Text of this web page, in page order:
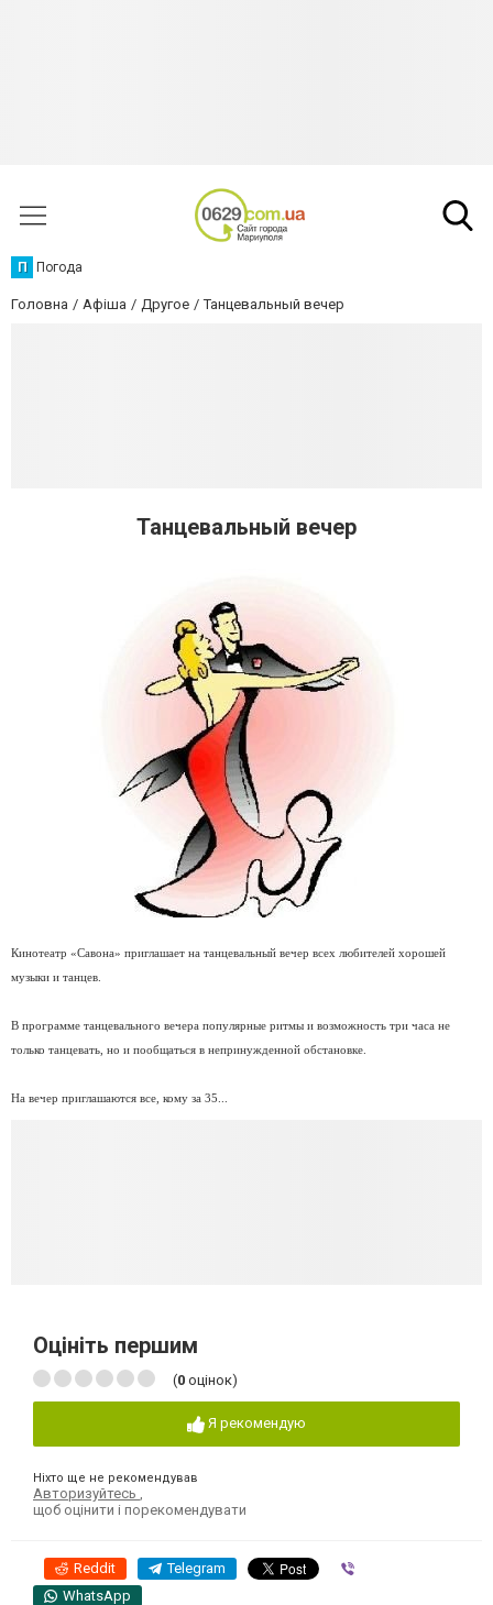
П Погода
Головна Афіша Другое Танцевальный вечер
Танцевальный вечер
Кинотеатр «Савона» приглашает на танцевальный вечер всех любителей хорошей
музыки и танцев.
В программе танцевального вечера популярные ритмы и возможность три часа не
только танцевать, но и пообщаться в непринужденной обстановке.
На вечер приглашаются все, кому за 35...
Оцініть першим
(0 оцінок)
Я рекомендую
Ніхто ще не рекомендував
Авторизуйтесь
щоб оцінити і порекомендувати
Reddit Telegram
WhatsApp